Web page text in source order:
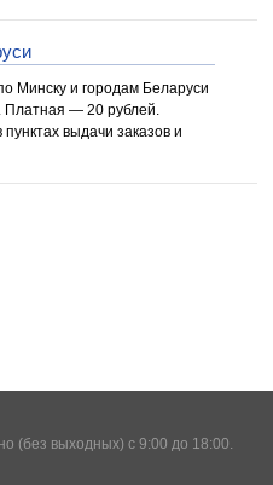
Минску и городам Беларуси
Платная — 20 рублей.
выдачи заказов и
(без выходных) с 9:00 до 18:00.